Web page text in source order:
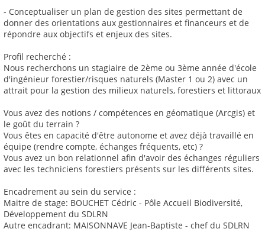
- Conceptualiser un plan de gestion des sites permettant de
donner des orientations aux gestionnaires et financeurs et de
répondre aux objectifs et enjeux des sites.
Profil recherché :
Nous recherchons un stagiaire de 2ème ou 3ème année d'école
d'ingénieur forestier/risques naturels (Master 1 ou 2) avec un
attrait pour la gestion des milieux naturels, forestiers et littoraux
Vous avez des notions / compétences en géomatique (Arcgis) et
le goût du terrain ?
Vous êtes en capacité d'être autonome et avez déjà travaillé en
équipe (rendre compte, échanges fréquents, etc) ?
Vous avez un bon relationnel afin d'avoir des échanges réguliers
avec les techniciens forestiers présents sur les différents sites.
Encadrement au sein du service :
Maitre de stage: BOUCHET Cédric - Pôle Accueil Biodiversité,
Développement du SDLRN
Autre encadrant: MAISONNAVE Jean-Baptiste - chef du SDLRN